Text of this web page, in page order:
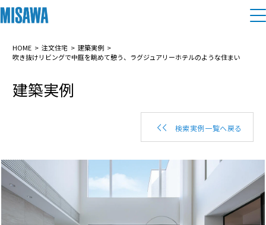
住まい
建てる [注文住宅]
テクノロジー（住まいの性能）
建築事例・建築実例
土地活用
賃貸住宅
賃貸併用住宅
店舗・各種施設
戸建て・マンション
ミサワリフォームとは
まちづくり
複合開発・投資開発
オーナーサポート
HOME 注文住宅
建築実例
吹き抜けリビングで中庭を眺めて憩う、ラグジュアリーホテルのような住まい
建築実例
検索実例一覧へ戻る